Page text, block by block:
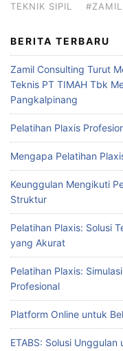
TEKNIK SIPIL
BERITA TERBARU
Zamil Consulting Turut
Teknis PT TIMAH Tbk
Pangkalpinang
Pelatihan Plaxis
Mengapa Pelatihan
Keunggulan Mengikuti
Struktur
Pelatihan Plaxis: Solusi
yang Akurat
Pelatihan Plaxis:
Profesional
Platform Online untuk
ETABS: Solusi